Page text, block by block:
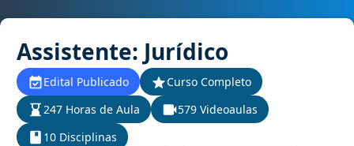
Assistente: Jurídico
Edital Publicado
Curso Completo
247 Horas de Aula
579 Videoaulas
10 Disciplinas